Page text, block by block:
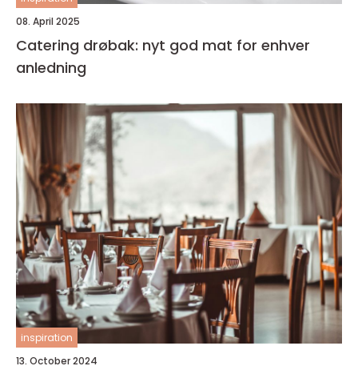
08. April 2025
Catering drøbak: nyt god mat for enhver
anledning
inspiration
13. October 2024